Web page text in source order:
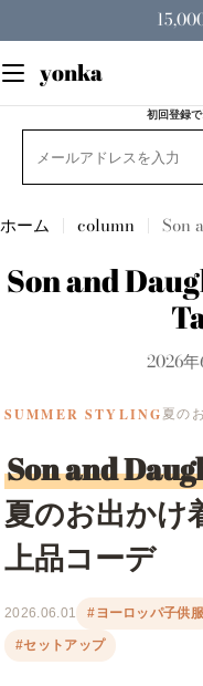
ン
テ
ッ
yonka
初回登録
ホーム column
Son and
2026
SUMMER STYLING夏の
Son and
夏のお出かけ
上品コーデ
2026.06.01 #ヨーロッパ子供服
#セットアップ